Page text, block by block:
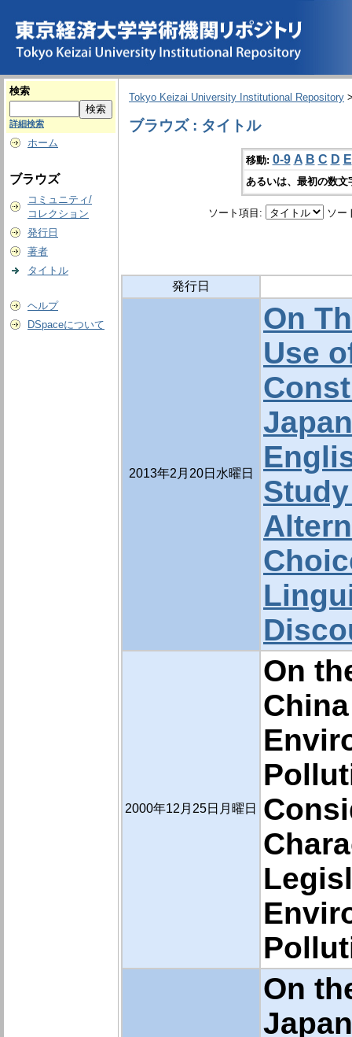
検索
詳細検索
ホーム
ブラウズ
コミュニティ/
コレクション
発行日
著者
タイトル
ヘルプ
DSpaceについて
Tokyo Keizai University Institutional Repository
ブラウズ : タイトル
移動: 0-9 A B C D E
あるいは、最初の数
ソート項目: ソー
発行日
2013年2月20日水曜日
On
Use
2000年12月25日月曜日
On
On